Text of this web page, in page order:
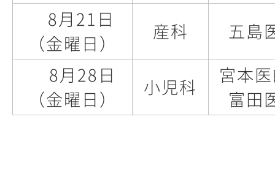
8月21日
（金曜日）
産科
五島
8月28日
（金曜日）
小児科
宮本
富田